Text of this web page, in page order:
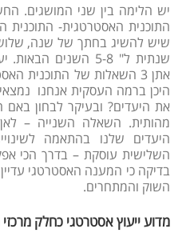
יש הלימה בין שני המושגים.
התוכנית האסטרטגית- התוכנית
שיש להשיג בחתך של שנה,
שנתית ל" 5-8 השנים
אתן 3 השאלות של התוכנית
היכן ברמה העסקית אנחנו
את היעדים? ובעיקר לבחון
מהותית. השאלה השנייה –
היעדים שלנו בהתאמה
השלישית עוסקת – בדרך הכי
בדיקה כי המענה האסטרטגי
השוק והמתחרים.
מדוע ייעוץ אסטרטגי כחלק